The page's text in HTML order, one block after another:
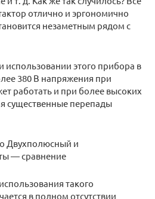
отлично и эргономично
незаметным рядом с
использовании этого прибора в
380 В напряжения при
работать и при более высоких
существенные перепады
Двухполюсный и
— сравнение
такого
в полном отсутствии